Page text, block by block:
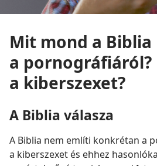
Mit mond a Biblia
a pornográfiáról?
a kiberszexet?
A Biblia válasza
A Biblia nem említi konkrétan a
a kiberszexet és ehhez